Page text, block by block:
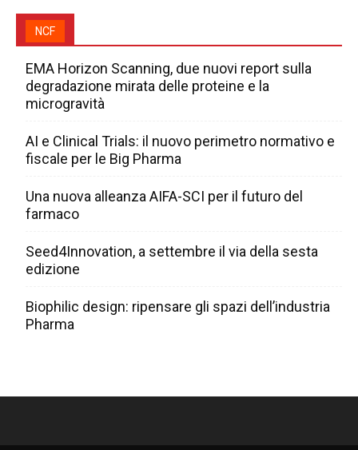
NCF
EMA Horizon Scanning, due nuovi report sulla
degradazione mirata delle proteine e la
microgravità
AI e Clinical Trials: il nuovo perimetro normativo e
fiscale per le Big Pharma
Una nuova alleanza AIFA-SCI per il futuro del
farmaco
Seed4Innovation, a settembre il via della sesta
edizione
Biophilic design: ripensare gli spazi dell’industria
Pharma